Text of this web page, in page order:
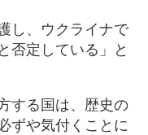
し、ウクライナで
否定している」と
する国は、歴史の
ずや気付くことに